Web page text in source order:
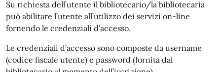
Su richiesta dell’utente il bibliotecario/la bibliotecaria
può abilitare l’utente all’utilizzo dei servizi on-line
fornendo le credenziali d’accesso.
Le credenziali d’accesso sono composte da username
(codice fiscale utente) e password (fornita dal